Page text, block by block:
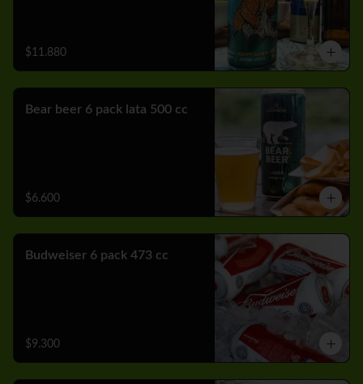
$11.880
Bear beer 6 pack lata 500 cc
$6.600
Budweiser 6 pack 473 cc
$9.300